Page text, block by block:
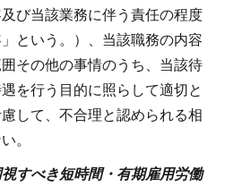
び当該業務に伴う責任の程度
」という。）、当該職務の内容
その他の事情のうち、当該待
を行う目的に照らして適切と
して、不合理と認められる相
。
視すべき短時間・有期雇用労働